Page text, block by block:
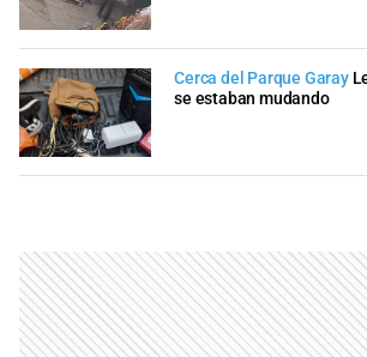
Cerca del Parque Garay
se estaban mudando